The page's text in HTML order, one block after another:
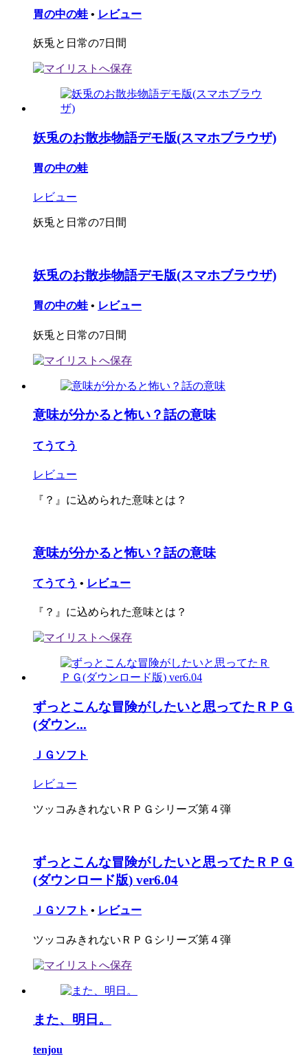
胃の中の蛙 • レビュー
妖兎と日常の7日間
妖兎のお散歩物語デモ版(スマホブラウザ)
胃の中の蛙
レビュー
妖兎と日常の7日間
妖兎のお散歩物語デモ版(スマホブラウザ)
胃の中の蛙 • レビュー
妖兎と日常の7日間
意味が分かると怖い？話の意味
てうてう
レビュー
『？』に込められた意味とは？
意味が分かると怖い？話の意味
てうてう • レビュー
『？』に込められた意味とは？
ずっとこんな冒険がしたいと思ってたＲＰＧ
(ダウン...
ＪＧソフト
レビュー
ツッコみきれないＲＰＧシリーズ第４弾
ずっとこんな冒険がしたいと思ってたＲＰＧ
(ダウンロード版) ver6.04
ＪＧソフト • レビュー
ツッコみきれないＲＰＧシリーズ第４弾
また、明日。
tenjou